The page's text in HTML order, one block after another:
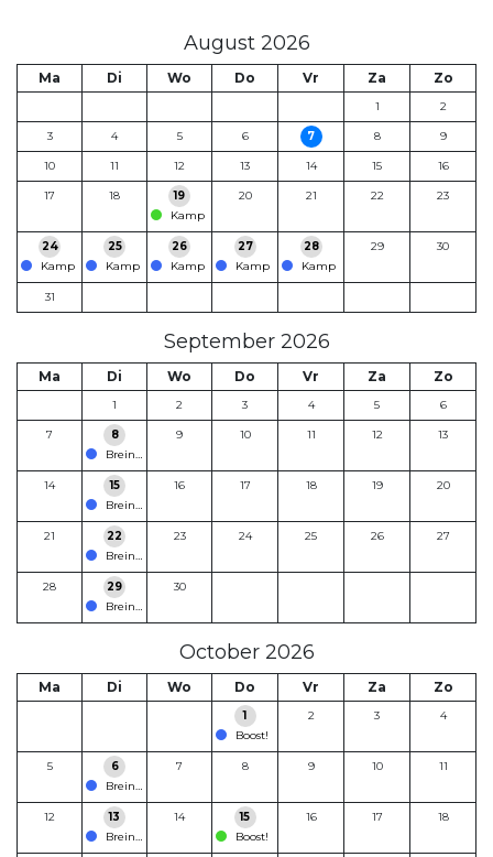
August 2026
Ma Di Wo Do Vr Za Zo
1 2
3 4 5 6 7 8 9
10 11 12 13 14 15 16
17 18
19
Kamp
20 21 22 23
24
Kamp
25
Kamp
26
Kamp
27
Kamp
28
Kamp
29 30
31
September 2026
Ma Di Wo Do Vr Za Zo
1 2 3 4 5 6
7
8
Breinfabriek Kadetten
9 10 11 12 13
14
15
Breinfabriek Kadetten
16 17 18 19 20
21
22
Breinfabriek Kadetten
23 24 25 26 27
28
29
Breinfabriek Kadetten
30
October 2026
Ma Di Wo Do Vr Za Zo
1
Boost!
2 3 4
5
6
Breinfabriek Kadetten
7 8 9 10 11
12
13
Breinfabriek Kadetten
14
15
Boost!
16 17 18